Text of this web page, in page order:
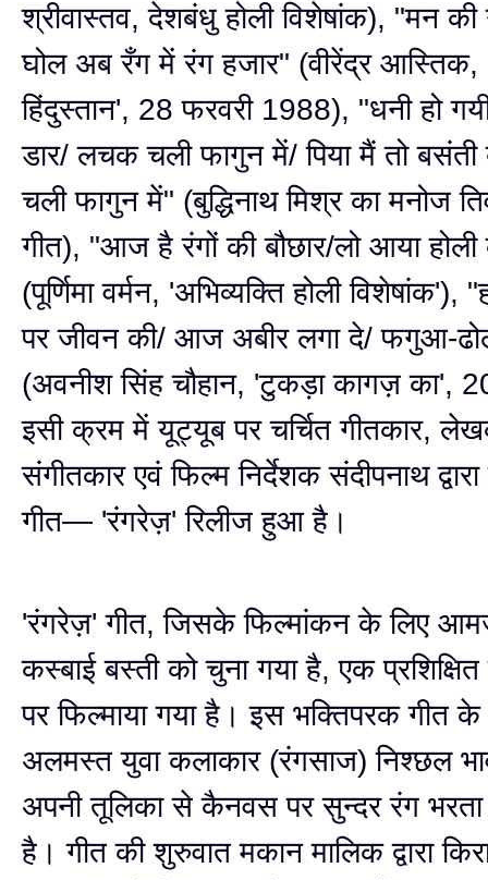
श्रीवास्तव, देशबंधु होली विशेषांक), "मन
घोल अब रँग में रंग हजार" (वीरेंद्र आस्तिक,
हिंदुस्तान', 28 फरवरी 1988), "धनी हो
डार/ लचक चली फागुन में/ पिया मैं तो बसंती
चली फागुन में" (बुद्धिनाथ मिश्र का मनोज
गीत), "आज है रंगों की बौछार/लो आया होली
(पूर्णिमा वर्मन, 'अभिव्यक्ति होली विशेषांक'),
पर जीवन की/ आज अबीर लगा दे/ फगुआ-
(अवनीश सिंह चौहान, 'टुकड़ा कागज़ का',
इसी क्रम में यूट्यूब पर चर्चित गीतकार,
संगीतकार एवं फिल्म निर्देशक संदीपनाथ
गीत— 'रंगरेज़' रिलीज हुआ है।
'रंगरेज़' गीत, जिसके फिल्मांकन के लिए
कस्बाई बस्ती को चुना गया है, एक
पर फिल्माया गया है। इस भक्तिपरक गीत के
अलमस्त युवा कलाकार (रंगसाज) निश्छल
अपनी तूलिका से कैनवस पर सुन्दर रंग भरता
है। गीत की शुरुवात मकान मालिक द्वारा